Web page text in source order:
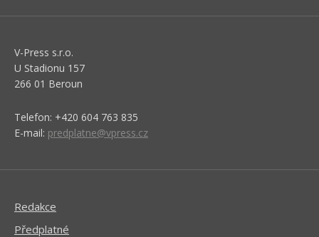
V-Press s.r.o.
U Stadionu 157
266 01 Beroun
Telefon: +420 604 763 835
E-mail: predplatne@vpress.cz
Redakce
Předplatné